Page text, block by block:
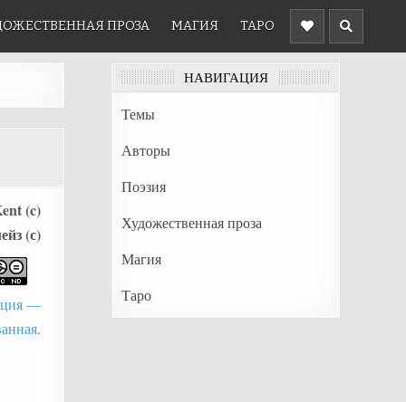
ПРОЗА МАГИЯ ТАРО
(c)
(с)
—
.
НАВИГАЦИЯ
Темы
Авторы
Поэзия
Художественная проза
Магия
Таро